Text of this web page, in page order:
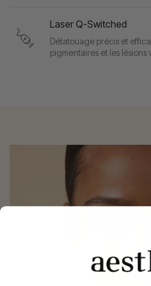
Laser Q-Switched
Détatouage précis et
pigmentaires et les lésions